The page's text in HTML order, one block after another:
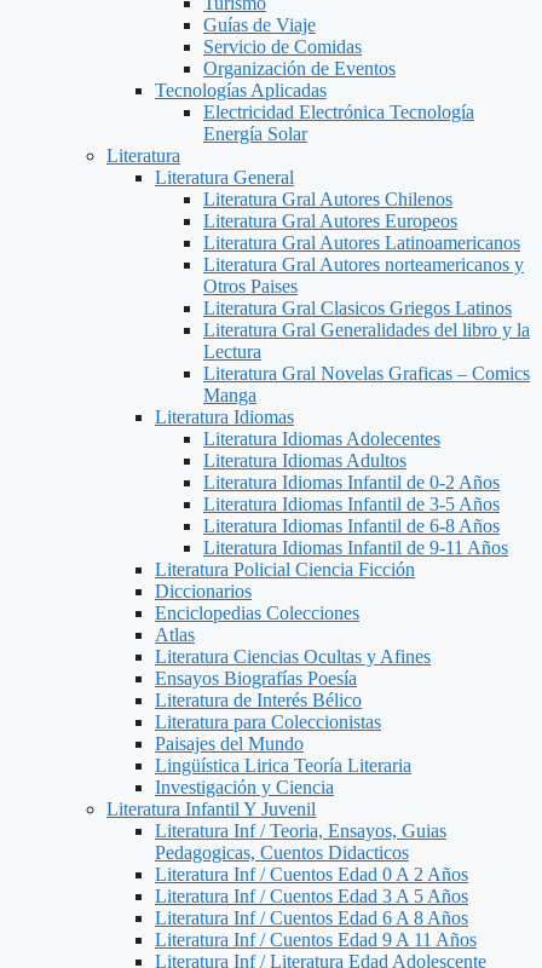
Guías de Viaje
Servicio de Comidas
Organización de Eventos
Tecnologías Aplicadas
Electricidad Electrónica Tecnología
Energía Solar
Literatura
Literatura General
Literatura Gral Autores Chilenos
Literatura Gral Autores Europeos
Literatura Gral Autores Latinoamericanos
Literatura Gral Autores norteamericanos y
Otros Paises
Literatura Gral Clasicos Griegos Latinos
Literatura Gral Generalidades del libro y la
Lectura
Literatura Gral Novelas Graficas – Comics
Manga
Literatura Idiomas
Literatura Idiomas Adolecentes
Literatura Idiomas Adultos
Literatura Idiomas Infantil de 0-2 Años
Literatura Idiomas Infantil de 3-5 Años
Literatura Idiomas Infantil de 6-8 Años
Literatura Idiomas Infantil de 9-11 Años
Literatura Policial Ciencia Ficción
Diccionarios
Enciclopedias Colecciones
Atlas
Literatura Ciencias Ocultas y Afines
Ensayos Biografías Poesía
Literatura de Interés Bélico
Literatura para Coleccionistas
Paisajes del Mundo
Lingüística Lirica Teoría Literaria
Investigación y Ciencia
Literatura Infantil Y Juvenil
Literatura Inf / Teoria, Ensayos, Guias
Pedagogicas, Cuentos Didacticos
Literatura Inf / Cuentos Edad 0 A 2 Años
Literatura Inf / Cuentos Edad 3 A 5 Años
Literatura Inf / Cuentos Edad 6 A 8 Años
Literatura Inf / Cuentos Edad 9 A 11 Años
Literatura Inf / Literatura Edad Adolescente